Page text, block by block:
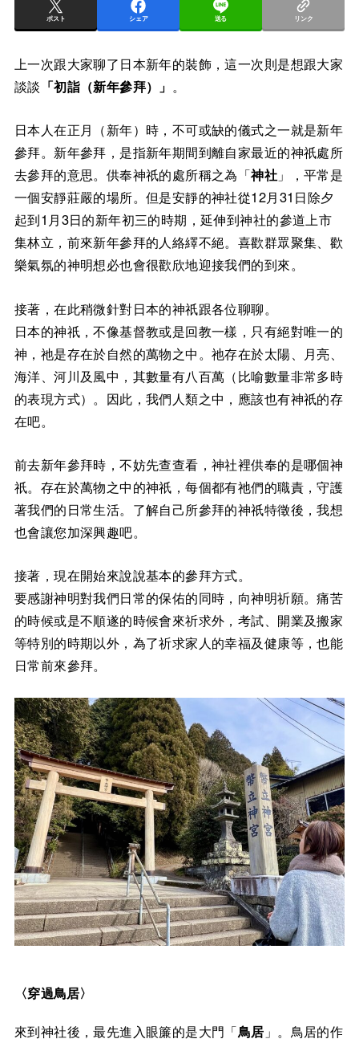
ポスト シェア 送る リンク
上一次跟大家聊了日本新年的裝飾，這一次則是想跟大家
談談 「初詣（新年參拜）」 。
日本人在正月（新年）時，不可或缺的儀式之一就是新年
參拜。新年參拜，是指新年期間到離自家最近的神祇處所
去參拜的意思。供奉神祇的處所稱之為「神社 」，平常是
一個安靜莊嚴的場所。但是安靜的神社從12月31日除夕
起到1月3日的新年初三的時期，延伸到神社的參道上市
集林立，前來新年參拜的人絡繹不絕。喜歡群眾聚集、歡
樂氣氛的神明想必也會很歡欣地迎接我們的到來。
接著，在此稍微針對日本的神祇跟各位聊聊。
日本的神祇，不像基督教或是回教一樣，只有絕對唯一的
神，祂是存在於自然的萬物之中。祂存在於太陽、月亮、
海洋、河川及風中，其數量有八百萬（比喻數量非常多時
的表現方式）。因此，我們人類之中，應該也有神祇的存
在吧。
前去新年參拜時，不妨先查查看，神社裡供奉的是哪個神
祇。存在於萬物之中的神祇，每個都有祂們的職責，守護
著我們的日常生活。了解自己所參拜的神祇特徵後，我想
也會讓您加深興趣吧。
接著，現在開始來說說基本的參拜方式。
要感謝神明對我們日常的保佑的同時，向神明祈願。痛苦
的時候或是不順遂的時候會來祈求外，考試、開業及搬家
等特別的時期以外，為了祈求家人的幸福及健康等，也能
日常前來參拜。
〈穿過鳥居〉
來到神社後，最先進入眼簾的是大門「鳥居 」。鳥居的作